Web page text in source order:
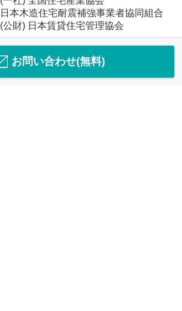
日本木造住宅耐震補強事業者協同組合
(公財) 日本賃貸住宅管理協会
お問い合わせ(無料)